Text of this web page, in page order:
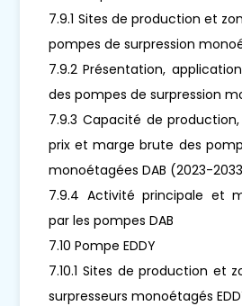
7.9.1 Sites de production et
pompes de surpression
7.9.2 Présentation,
des pompes de surpression
7.9.3 Capacité de
prix et marge brute des
monoétagées DAB (2023-
7.9.4 Activité principale et
par les pompes DAB
7.10 Pompe EDDY
7.10.1 Sites de production et
surpresseurs monoétagés